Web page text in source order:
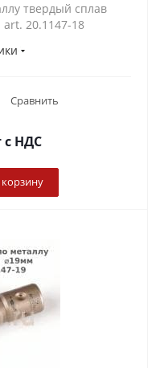
твердый сплав
20.1147-18
Сравнить
с НДС